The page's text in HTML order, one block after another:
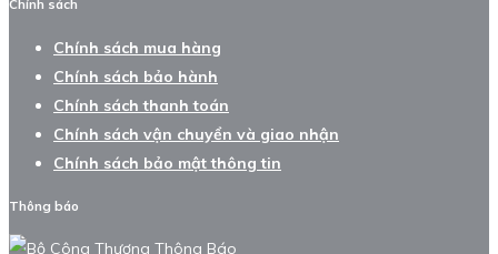
Chính sách
Chính sách mua hàng
Chính sách bảo hành
Chính sách thanh toán
Chính sách vận chuyển và giao nhận
Chính sách bảo mật thông tin
Thông báo